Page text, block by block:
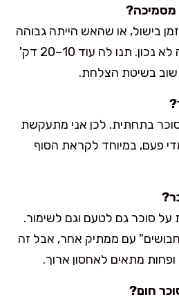
מסמיכה?
בישול, או שהאש הייתה גבוהה
מדי והריבה התאדתה לא נכון. תנו לה עוד 10–20 דק'
שוב בשיטת הצלחת.
בתחתית. לכן אני מתעקשת
פעם, במיוחד לקראת הסוף
סוכר גם לטעם וגם לשימור.
עם ממתיק אחר, אבל זה
מתאים לאחסון ארוך.
חום?